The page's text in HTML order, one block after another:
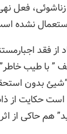
فعل
استعمال نشده
از فقد
” با طیب
بدون
است حکایت از
هم حاکی از